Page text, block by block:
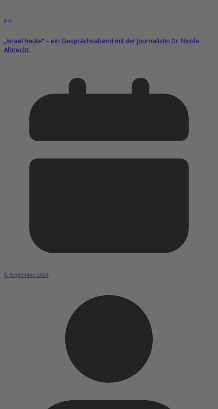
PM
„Israel heute“ – ein Gesprächsabend mit der Journalistin Dr. Nicola
Albrecht
4. September 2024